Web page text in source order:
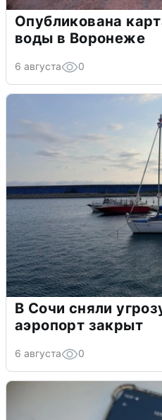
Опубликована
воды в Воронеже
6 августа 0
В Сочи сняли
аэропорт закрыт
6 августа 0